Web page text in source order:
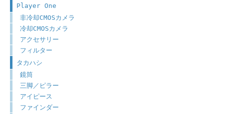
Player One
非冷却CMOSカメラ
冷却CMOSカメラ
アクセサリー
フィルター
タカハシ
鏡筒
三脚／ピラー
アイピース
ファインダー